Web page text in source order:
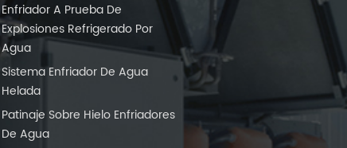
Enfriador A Prueba De
Explosiones Refrigerado Por
Agua
Sistema Enfriador De Agua
Helada
Patinaje Sobre Hielo Enfriadores
De Agua